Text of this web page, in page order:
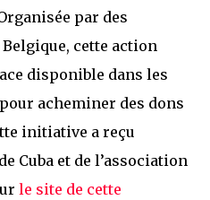
par des
cette action
disponible dans les
acheminer des dons
initiative a reçu
Cuba et de l’association
le site de cette